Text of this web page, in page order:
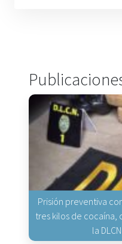
Prisión preventiva
tres kilos de cocaína,
la